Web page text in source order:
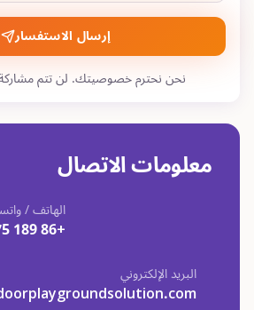
إرسال الاستفسار
نحن نحترم خصوصيتك. لن تتم مشاركة
معلومات الاتصال
الهاتف /
+86 189 6975 3002
البريد الإلكتروني